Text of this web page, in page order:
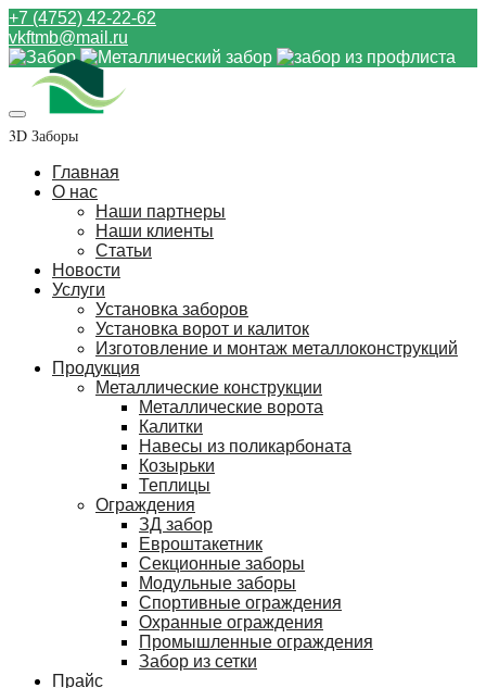
+7 (4752) 42-22-62
vkftmb@mail.ru
3D Заборы
Главная
О нас
Наши партнеры
Наши клиенты
Статьи
Новости
Услуги
Установка заборов
Установка ворот и калиток
Изготовление и монтаж металлоконструкций
Продукция
Металлические конструкции
Металлические ворота
Калитки
Навесы из поликарбоната
Козырьки
Теплицы
Ограждения
ЗД забор
Евроштакетник
Секционные заборы
Модульные заборы
Спортивные ограждения
Охранные ограждения
Промышленные ограждения
Забор из сетки
Прайс